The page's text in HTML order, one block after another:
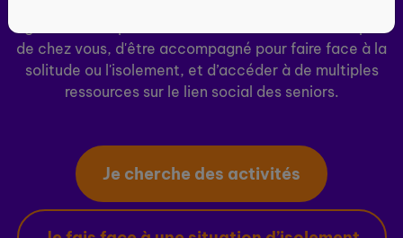
de chez vous, d'être accompagné pour faire face à la
solitude ou l'isolement, et d’accéder à de multiples
ressources sur le lien social des seniors.
Je cherche des activités